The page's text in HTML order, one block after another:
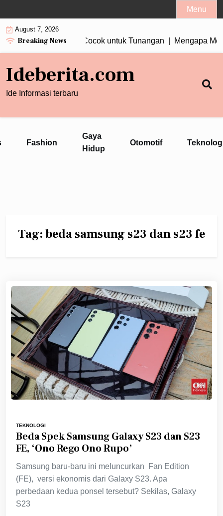
to
content
Menu
August 7, 2026
Breaking News
Wanita Tiga Berlian Cocok untuk Tunangan | Mengapa
Ideberita.com
Ide Informasi terbaru
Fashion
Gaya
Hidup
Otomotif
Tag:beda samsung s23 dan s23 fe
TEKNOLOGI
Beda Spek Samsung Galaxy S23 dan S23
FE, ‘Ono Rego Ono Rupo’
Samsung baru-baru ini meluncurkan Fan Edition
(FE), versi ekonomis dari Galaxy S23. Apa
perbedaan kedua ponsel tersebut? Sekilas, Galaxy
S23